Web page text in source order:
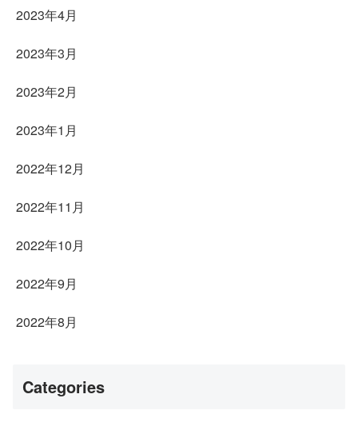
2023年4月
2023年3月
2023年2月
2023年1月
2022年12月
2022年11月
2022年10月
2022年9月
2022年8月
Categories